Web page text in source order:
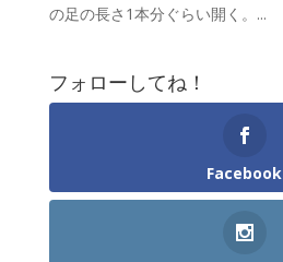
の足の長さ1本分ぐらい開く。...
フォローしてね！
Facebook